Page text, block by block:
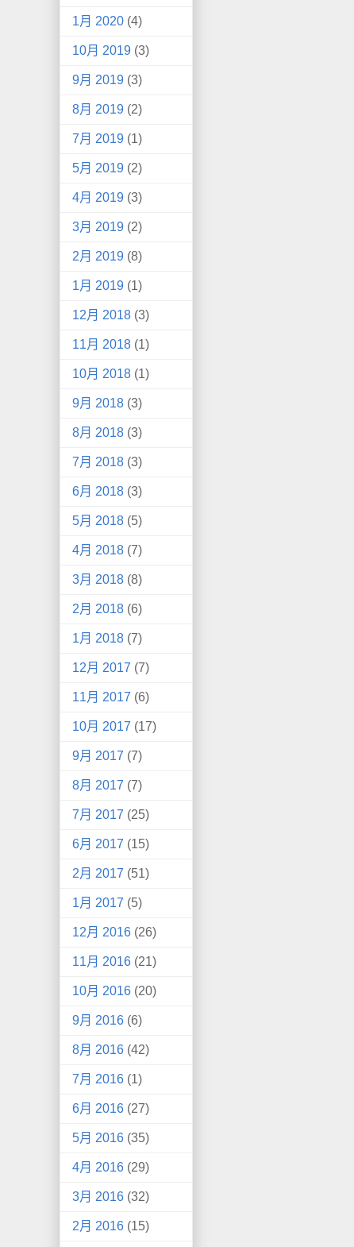
1月 2020 (4)
10月 2019 (3)
9月 2019 (3)
8月 2019 (2)
7月 2019 (1)
5月 2019 (2)
4月 2019 (3)
3月 2019 (2)
2月 2019 (8)
1月 2019 (1)
12月 2018 (3)
11月 2018 (1)
10月 2018 (1)
9月 2018 (3)
8月 2018 (3)
7月 2018 (3)
6月 2018 (3)
5月 2018 (5)
4月 2018 (7)
3月 2018 (8)
2月 2018 (6)
1月 2018 (7)
12月 2017 (7)
11月 2017 (6)
10月 2017 (17)
9月 2017 (7)
8月 2017 (7)
7月 2017 (25)
6月 2017 (15)
2月 2017 (51)
1月 2017 (5)
12月 2016 (26)
11月 2016 (21)
10月 2016 (20)
9月 2016 (6)
8月 2016 (42)
7月 2016 (1)
6月 2016 (27)
5月 2016 (35)
4月 2016 (29)
3月 2016 (32)
2月 2016 (15)